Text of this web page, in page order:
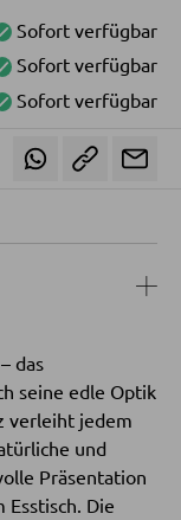
Sofort verfügbar
Sofort verfügbar
Sofort verfügbar
das
seine edle Optik
verleiht jedem
und
Präsentation
Die